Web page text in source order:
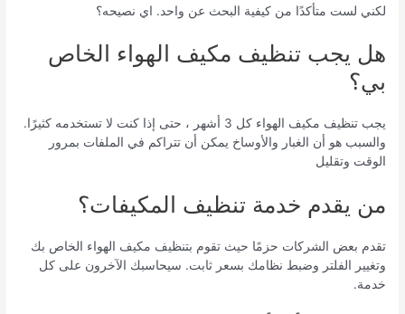
لكني لست متأكدًا من كيفية البحث عن واحد. اي نصيحه؟
هل يجب تنظيف مكيف الهواء الخاص
بي؟
يجب تنظيف مكيف الهواء كل 3 أشهر ، حتى إذا كنت لا تستخدمه كثيرًا.
والسبب هو أن الغبار والأوساخ يمكن أن تتراكم في الملفات بمرور
الوقت وتقليل
من يقدم خدمة تنظيف المكيفات؟
تقدم بعض الشركات حزمًا حيث تقوم بتنظيف مكيف الهواء الخاص بك
وتغيير الفلتر وضبط نظامك بسعر ثابت. سيحاسبك الآخرون على كل
خدمة.